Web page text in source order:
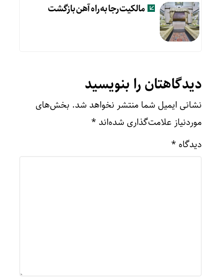
مالکیت رجا به راه آهن بازگشت
دیدگاهتان را بنویسید
نشانی ایمیل شما منتشر نخواهد شد. بخش‌های
موردنیاز علامت‌گذاری شده‌اند *
دیدگاه *